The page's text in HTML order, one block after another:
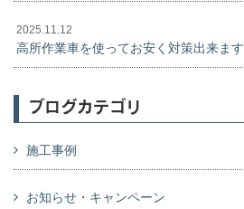
2025.11.12
高所作業車を使ってお安く対策出来ます
ブログカテゴリ
施工事例
お知らせ・キャンペーン